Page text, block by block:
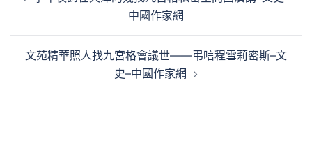
章
中國作家網
文苑精華照人找九宮格會議世——弔唁程雪莉密斯–文
史–中國作家網